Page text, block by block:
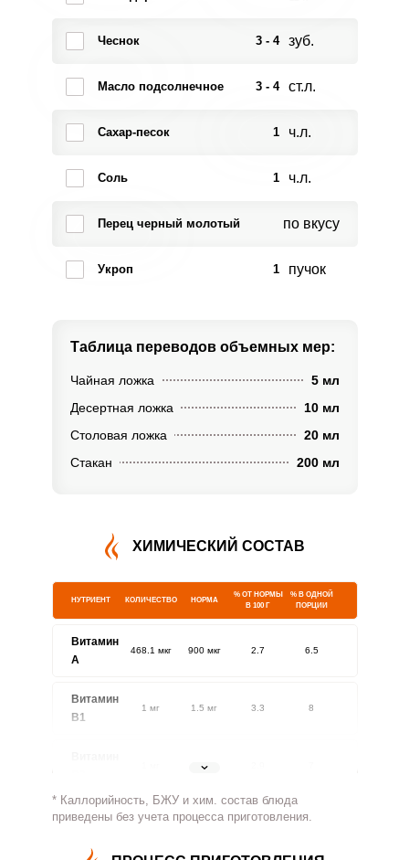
Чеснок 3 - 4 зуб.
Масло подсолнечное 3 - 4 ст.л.
Сахар-песок 1 ч.л.
Соль 1 ч.л.
Перец черный молотый по вкусу
Укроп 1 пучок
Таблица переводов объемных мер:
Чайная ложка
5 мл
Десертная ложка
10 мл
Столовая ложка
20 мл
Стакан
200 мл
ХИМИЧЕСКИЙ СОСТАВ
НУТРИЕНТ КОЛИЧЕСТВО НОРМА
% ОТ НОРМЫ
В 100 Г
% В ОДНОЙ
ПОРЦИИ
Витамин
A
468.1 мкг 900 мкг 2.7 6.5
Витамин
В1
1 мг 1.5 мг 3.3 8
1.8 мг
Витамин
121.3 мг 500 мг 1.2 3
* Каллорийность, БЖУ и хим. состав блюда
приведены без учета процесса приготовления.